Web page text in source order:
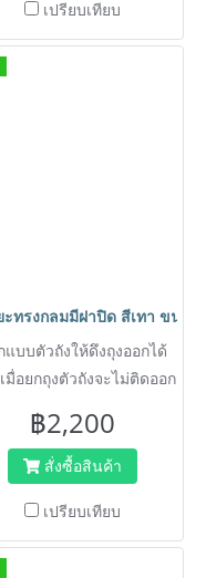
เปรียบเทียบ
ภทขยะได้ สีเทา ขนาด 180
ะทรงกลมมีฝาปิด สีเทา ขนาด
แบบตัวถังให้ดึงถุงออกได้
มื่อยกถุงตัวถังจะไม่ติดออก
ติดตั้งล้อเคลื่อนที่ได้สะดวก
าสติกหนา ไม่เหม็น ล้าง
ทำความสะอาดง่าย
฿2,200
สั่งซื้อสินค้า
เปรียบเทียบ